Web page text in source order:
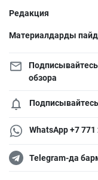
Редакция
Материалдарды
обзора
WhatsApp +7 771
Telegram-да